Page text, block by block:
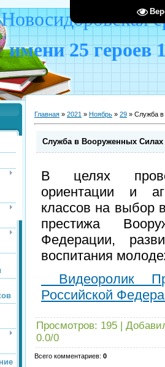
имени 25 героев
Главная » 2021 » Ноябрь » 29 » Служба в
Служба в Вооруженных
В целях
ориентации и
классов на выбор
престижа
Федерации,
воспитания
Видеоролик
Российской
Просмотров: 195 |
0.0/0
Всего комментариев: 0